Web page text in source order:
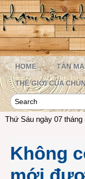
HOME TẢN
THẾ GIỚI CỦA
Thứ Sáu ngày 07 tháng
Không